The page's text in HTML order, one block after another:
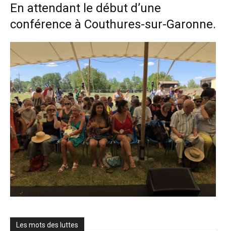
En attendant le début d’une
conférence à Couthures-sur-Garonne.
Les mots des luttes